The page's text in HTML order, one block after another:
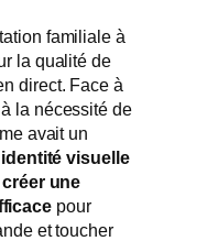
familiale à
la qualité de
direct. Face à
la nécessité de
avait un
visuelle
une
pour
et toucher